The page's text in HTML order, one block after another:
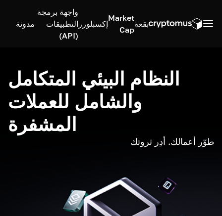
بقعة
Market
Cap
إكسبلورر
واجهة برمجة
التطبيقات
(API)
مدونة
النظام البيئي المتكامل
والشامل للعملات
المشفرة
طوّر أعمالك. أدِر ثروتك